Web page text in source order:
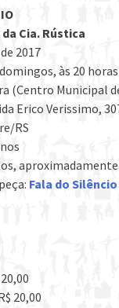
Cia. Rústica
2017
às 20 horas
(Centro Municipal
Erico Verissimo,
RS
aproximadamente.
Fala do Silêncio
20,00